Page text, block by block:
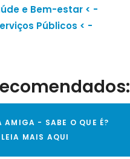
e Bem-estar< -
Públicos < -
AMIGA - SABE O QUE É?
LEIA MAIS AQUI